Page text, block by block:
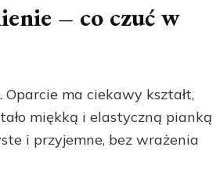
– co czuć w
ma ciekawy kształt,
miękką i elastyczną pianką
i przyjemne, bez wrażenia